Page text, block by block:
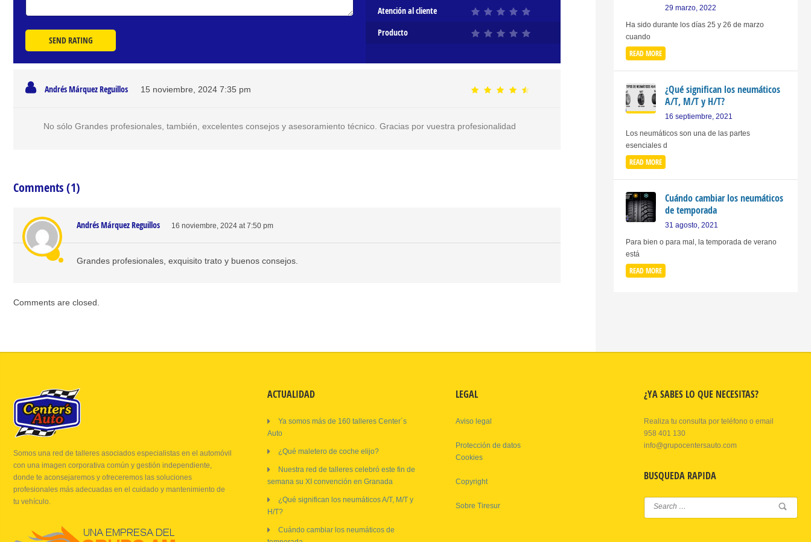
Atención al cliente
Producto
SEND RATING
Andrés Márquez Reguillos 15 noviembre, 2024 7:35 pm
No sólo Grandes profesionales, también, excelentes consejos y asesoramiento técnico. Gracias por vuestra profesionalidad
Comments (1)
Andrés Márquez Reguillos 16 noviembre, 2024 at 7:50 pm
Grandes profesionales, exquisito trato y buenos consejos.
Comments are closed.
29 marzo, 2022
Ha sido durante los días 25 y 26 de marzo
cuando
READ MORE
¿Qué significan los neumáticos
A/T, M/T y H/T?
16 septiembre, 2021
Los neumáticos son una de las partes
esenciales d
READ MORE
Cuándo cambiar los neumáticos
de temporada
31 agosto, 2021
Para bien o para mal, la temporada de verano
está
READ MORE
Somos una red de talleres asociados especialistas en el automóvil
con una imagen corporativa común y gestión independiente,
donde te aconsejaremos y ofreceremos las soluciones
profesionales más adecuadas en el cuidado y mantenimiento de
tu vehículo.
ACTUALIDAD
Ya somos más de 160 talleres Center´s
Auto
¿Qué maletero de coche elijo?
Nuestra red de talleres celebró este fin de
semana su XI convención en Granada
¿Qué significan los neumáticos A/T, M/T y
H/T?
Cuándo cambiar los neumáticos de
LEGAL
Aviso legal
Protección de datos
Cookies
Copyright
Sobre Tiresur
¿YA SABES LO QUE NECESITAS?
Realiza tu consulta por teléfono o email
958 401 130
info@grupocentersauto.com
BUSQUEDA RAPIDA